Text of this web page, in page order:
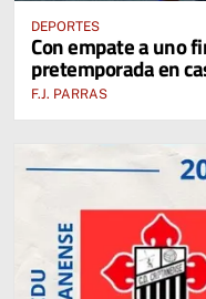
DEPORTES
Con empate a uno
pretemporada en
F.J. PARRAS